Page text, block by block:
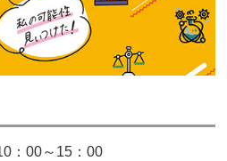
：00～15：00